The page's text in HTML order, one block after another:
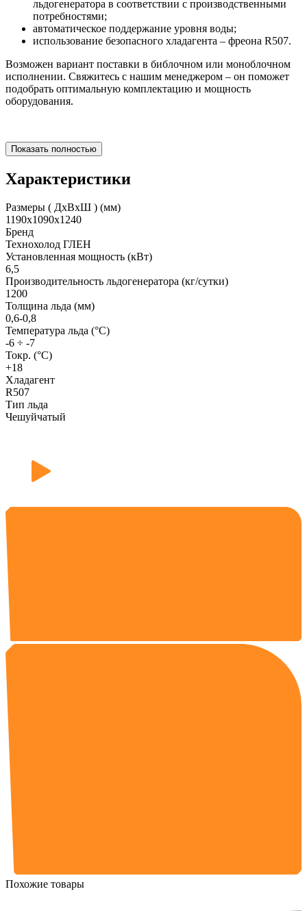
льдогенератора в соответствии с производственными
потребностями;
автоматическое поддержание уровня воды;
использование безопасного хладагента – фреона R507.
Возможен вариант поставки в библочном или моноблочном
исполнении. Свяжитесь с нашим менеджером – он поможет
подобрать оптимальную комплектацию и мощность
оборудования.
Показать полностью
Характеристики
Размеры ( ДхВхШ ) (мм)
1190х1090х1240
Бренд
Технохолод ГЛЕН
Установленная мощность (кВт)
6,5
Производительность льдогенератора (кг/сутки)
1200
Толщина льда (мм)
0,6-0,8
Температура льда (°С)
-6 ÷ -7
Токр. (°C)
+18
Хладагент
R507
Тип льда
Чешуйчатый
Похожие товары